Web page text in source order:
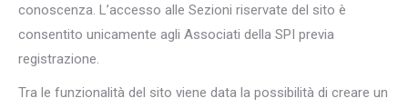
conoscenza. L’accesso alle Sezioni riservate del sito è
consentito unicamente agli Associati della SPI previa
registrazione.
Tra le funzionalità del sito viene data la possibilità di creare un